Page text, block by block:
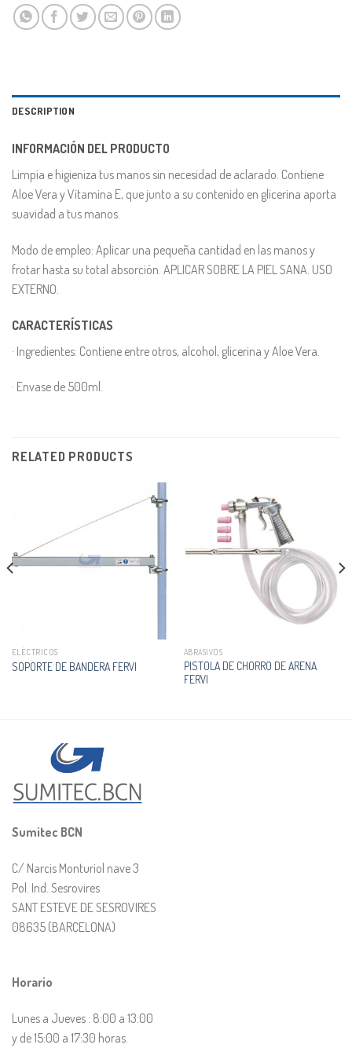
DESCRIPTION
INFORMACIÓN DEL PRODUCTO
Limpia e higieniza tus manos sin necesidad de aclarado. Contiene
Aloe Vera y Vitamina E, que junto a su contenido en glicerina aporta
suavidad a tus manos.
Modo de empleo: Aplicar una pequeña cantidad en las manos y
frotar hasta su total absorción. APLICAR SOBRE LA PIEL SANA. USO
EXTERNO.
CARACTERÍSTICAS
· Ingredientes: Contiene entre otros, alcohol, glicerina y Aloe Vera.
· Envase de 500ml.
RELATED PRODUCTS
ELÉCTRICOS
SOPORTE DE BANDERA FERVI
ABRASIVOS
PISTOLA DE CHORRO DE ARENA
FERVI
Sumitec BCN
C/ Narcis Monturiol nave 3
Pol. Ind. Sesrovires
SANT ESTEVE DE SESROVIRES
08635 (BARCELONA)
Horario
Lunes a Jueves : 8:00 a 13:00
y de 15:00 a 17:30 horas.